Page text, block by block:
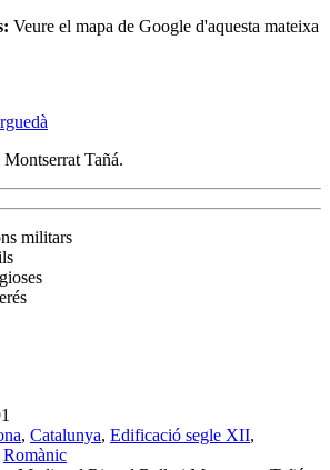
Veure el mapa de Google d'aquesta mateixa
Tañá.
militars
, Catalunya, Edificació segle XII,
Romànic